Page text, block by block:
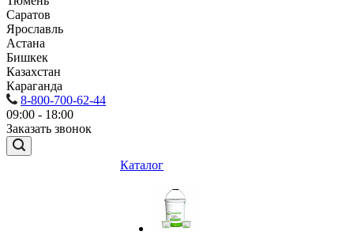
Саратов
Ярославль
Астана
Бишкек
Казахстан
Караганда
8-800-700-62-44
09:00 - 18:00
Заказать звонок
Каталог